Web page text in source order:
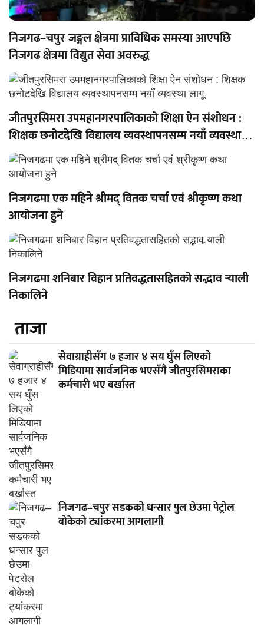
निजगढ–चपुर जङ्गल क्षेत्रमा प्राविधिक समस्या आएपछि
निजगढ क्षेत्रमा विद्युत सेवा अवरुद्ध
जीतपुरसिमरा उपमहानगरपालिकाको शिक्षा ऐन संशोधन :
शिक्षक छनोटदेखि विद्यालय व्यवस्थापनसम्म नयाँ व्यवस्था
लागू
निजगढमा एक महिने श्रीमद् वितक चर्चा एवं श्रीकृष्ण कथा
आयोजना हुने
निजगढमा शनिबार विहान प्रतिवद्धतासहितको सद्भाव र्‍याली
निकालिने
ताजा
सेवाग्राहीसँग ७ हजार ४ सय घुँस लिएको
मिडियामा सार्वजनिक भएसँगै जीतपुरसिमराका
कर्मचारी भए बर्खास्त
निजगढ–चपुर सडकको धन्सार पुल छेउमा पेट्रोल
बोकेको ट्यांकरमा आगलागी